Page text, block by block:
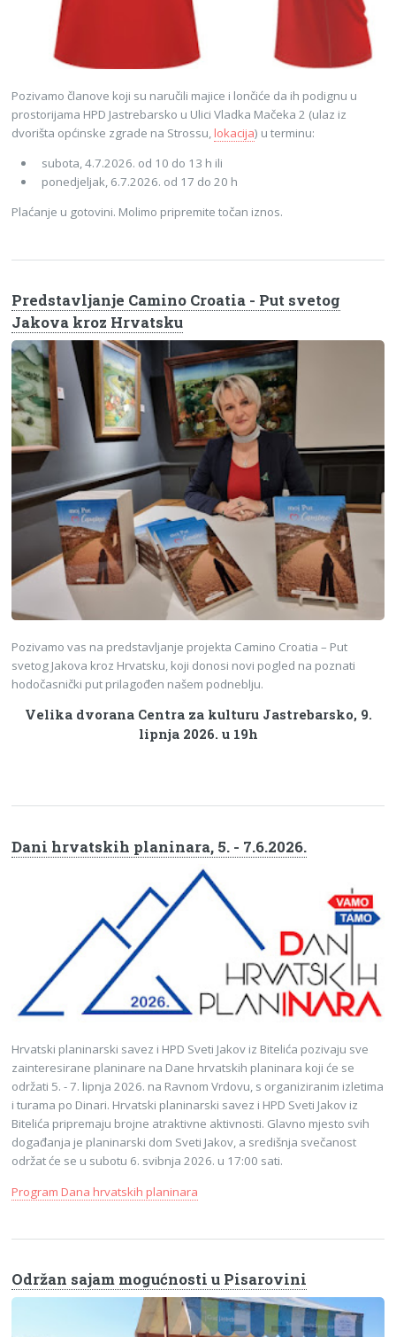
Pozivamo članove koji su naručili majice i lončiće da ih podignu u
prostorijama HPD Jastrebarsko u Ulici Vladka Mačeka 2 (ulaz iz
dvorišta općinske zgrade na Strossu,lokacija) u terminu:
subota, 4.7.2026. od 10 do 13 h ili
ponedjeljak, 6.7.2026. od 17 do 20 h
Plaćanje u gotovini. Molimo pripremite točan iznos.
Predstavljanje Camino Croatia - Put svetog
Jakova kroz Hrvatsku
Pozivamo vas na predstavljanje projekta Camino Croatia – Put
svetog Jakova kroz Hrvatsku, koji donosi novi pogled na poznati
hodočasnički put prilagođen našem podneblju.
Velika dvorana Centra za kulturu Jastrebarsko, 9.
lipnja 2026. u 19h
Dani hrvatskih planinara, 5. - 7.6.2026.
Hrvatski planinarski savez i HPD Sveti Jakov iz Bitelića pozivaju sve
zainteresirane planinare na Dane hrvatskih planinara koji će se
održati 5. - 7. lipnja 2026. na Ravnom Vrdovu, s organiziranim izletima
i turama po Dinari. Hrvatski planinarski savez i HPD Sveti Jakov iz
Bitelića pripremaju brojne atraktivne aktivnosti. Glavno mjesto svih
događanja je planinarski dom Sveti Jakov, a središnja svečanost
održat će se u subotu 6. svibnja 2026. u 17:00 sati.
Program Dana hrvatskih planinara
Održan sajam mogućnosti u Pisarovini